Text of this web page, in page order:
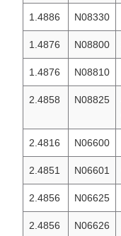
1.4886 N08330
1.4876 N08800
1.4876 N08810
2.4858 N08825
2.4816 N06600
2.4851 N06601
2.4856 N06625
2.4856 N06626